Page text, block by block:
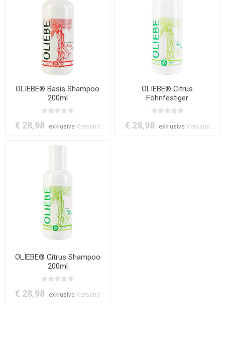
OLIEBE® Basis Shampoo
200ml
€ 28,98 exklusiveVersand
OLIEBE® Citrus
Föhnfestiger
€ 28,98 exklusive Versand
OLIEBE® Citrus Shampoo
200ml
€ 28,98 exklusiveVersand